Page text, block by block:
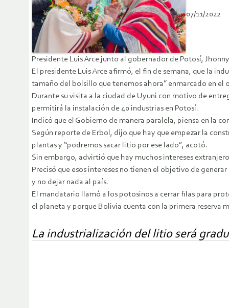
07/11/2022
Presidente Luis Arce junto al gobernador de Potosí,
El presidente Luis Arce afirmó, el fin de semana, que la
tamaño del bolsillo que tenemos ahora” enmarcado en
Durante su visita a la ciudad de Uyuni con motivo de
permitirá la instalación de 40 industrias en Potosí.
Indicó que el Gobierno de manera paralela, piensa en la
Según reporte de Erbol, dijo que hay que empezar la
plantas y “podremos sacar litio por ese lado”, acotó.
Sin embargo, advirtió que hay muchos intereses
Precisó que esos intereses no tienen el objetivo de
y no dejar nada al país.
El mandatario llamó a los potosinos a cerrar filas para
el planeta y porque Bolivia cuenta con la primera reserva
La industrialización del litio será